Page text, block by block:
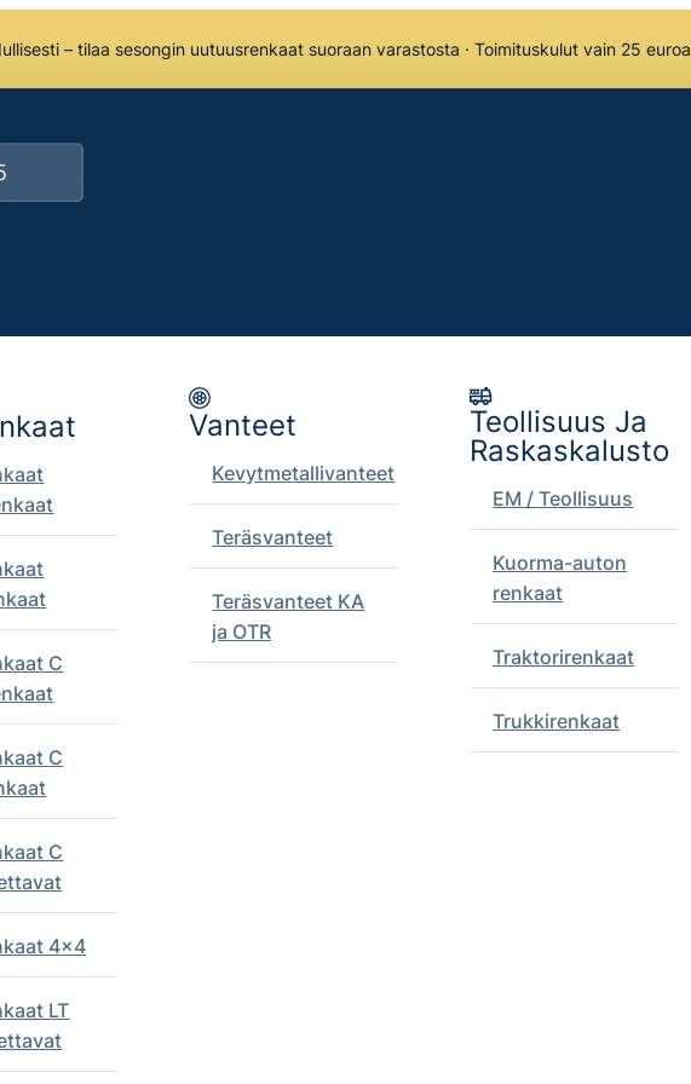
– tilaa sesongin uutuusrenkaat suoraan varastosta · Toimituskulut vain 25 euroa
C
C
C
4x4
LT
Vanteet
Kevytmetallivanteet
Teräsvanteet
Teräsvanteet KA
ja OTR
Teollisuus Ja
Raskaskalusto
EM / Teollisuus
Kuorma-auton
renkaat
Traktorirenkaat
Trukkirenkaat